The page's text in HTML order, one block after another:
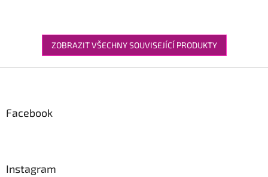
ZOBRAZIT VŠECHNY SOUVISEJÍCÍ PRODUKTY
Facebook
Instagram